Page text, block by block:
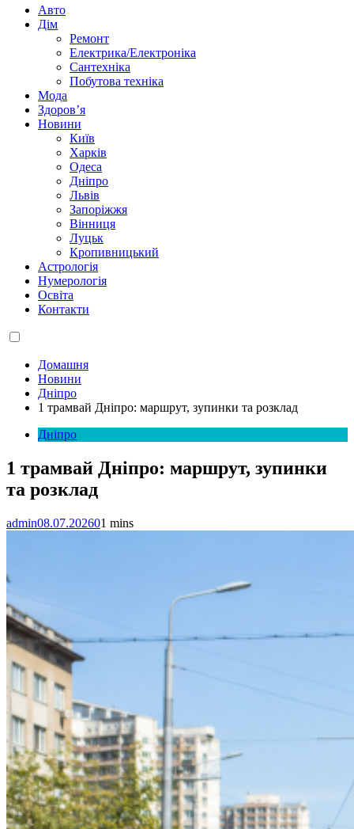
Авто
Дім
Ремонт
Електрика/Електроніка
Сантехніка
Побутова техніка
Мода
Здоров’я
Новини
Київ
Харків
Одеса
Дніпро
Львів
Запоріжжя
Вінниця
Луцьк
Кропивницький
Астрологія
Нумерологія
Освіта
Контакти
Домашня
Новини
Дніпро
1 трамвай Дніпро: маршрут, зупинки та розклад
Дніпро
1 трамвай Дніпро: маршрут, зупинки
та розклад
admin08.07.202601 mins